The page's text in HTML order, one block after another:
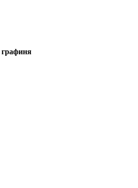
графиня